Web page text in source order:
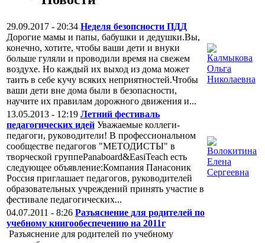
29.09.2017 - 20:34 Неделя безопсности ПДД
Дорогие мамы и папы, бабушки и дедушки.Вы,
конечно, хотите, чтобы ваши дети и внуки
больше гуляли и проводили время на свежем
воздухе. Но каждый их выход из дома может
таить в себе кучу всяких неприятностей.Чтобы
ваши дети вне дома были в безопасности,
научите их правилам дорожного движения и...
13.05.2013 - 12:19 Летний фестиваль
педагогических идей Уважаемые коллеги-
педагоги, руководители! В профессиональном
сообществе педагогов "МЕТОДИСТЫ" в
творческой группеPanaboard&EasiTeach есть
следующее объявление:Компания Панасоник
Россия приглашает педагогов, руководителей
образовательных учреждений принять участие в
фестивале педагогических...
04.07.2011 - 8:26 Разъяснение для родителей по
учебному книгообеспечению на 2011г
Разъяснение для родителей по учебному